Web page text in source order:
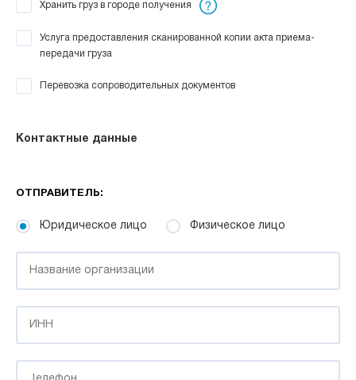
Хранить груз в городе получения
Услуга предоставления сканированной копии акта приема-
передачи груза
Перевозка сопроводительных документов
Контактные данные
ОТПРАВИТЕЛЬ:
Юридическое лицо Физическое лицо